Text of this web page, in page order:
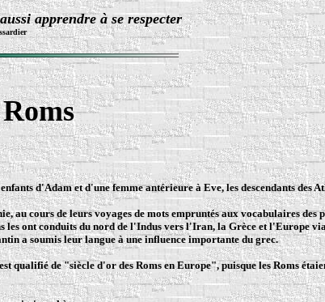
apprendre à se respecter
d'Adam et d'une femme antérieure à Eve, les descendants
cours de leurs voyages de mots empruntés aux vocabulaires des
les ont conduits du nord de l'Indus vers l'Iran, la Grèce et l'Europe
a soumis leur langue à une influence importante du grec.
qualifié de "siècle d'or des Roms en Europe", puisque les Roms